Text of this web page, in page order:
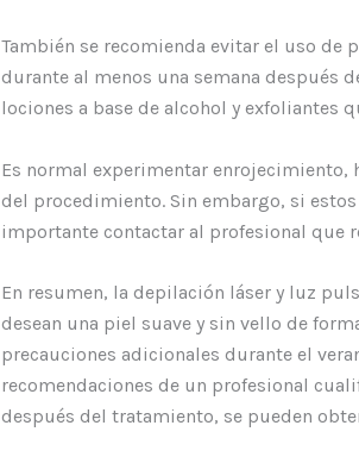
También se recomienda evitar el uso de
durante al menos una semana después
lociones a base de alcohol y exfoliantes
Es normal experimentar enrojecimiento,
del procedimiento. Sin embargo, si
importante contactar al profesional que
En resumen, la depilación láser y luz
desean una piel suave y sin vello de
precauciones adicionales durante el
recomendaciones de un profesional
después del tratamiento, se pueden